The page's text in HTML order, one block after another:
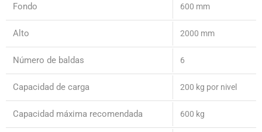
Fondo 600 mm
Alto 2000 mm
Número de baldas 6
Capacidad de carga 200 kg por nivel
Capacidad máxima recomendada 600 kg